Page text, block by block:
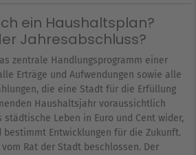
ein Haushaltsplan?
Jahresabschluss?
zentrale Handlungsprogramm einer
Erträge und Aufwendungen sowie alle
die eine Stadt für die Erfüllung
Haushaltsjahr voraussichtlich
städtische Leben in Euro und Cent wider,
bestimmt Entwicklungen für die Zukunft.
Rat der Stadt beschlossen. Der